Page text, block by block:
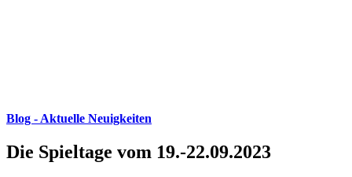
Blog - Aktuelle Neuigkeiten
Die Spieltage vom 19.-22.09.2023